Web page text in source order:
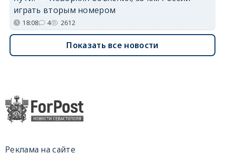
играть вторым номером
18:08 4 2612
Показать все новости
Реклама на сайте